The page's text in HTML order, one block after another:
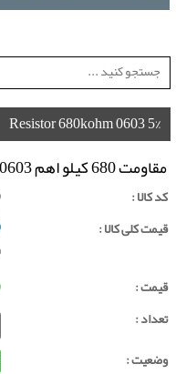
Resistor 680kohm 0603 5%
مقاومت 680 کیلو اهم 0603 5%
کد کالا :
قیمت کلی کالا :
قیمت :
تعداد :
وضعیت :